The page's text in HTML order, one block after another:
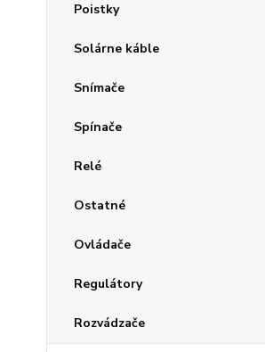
Poistky
Solárne káble
Snímače
Spínače
Relé
Ostatné
Ovládače
Regulátory
Rozvádzače